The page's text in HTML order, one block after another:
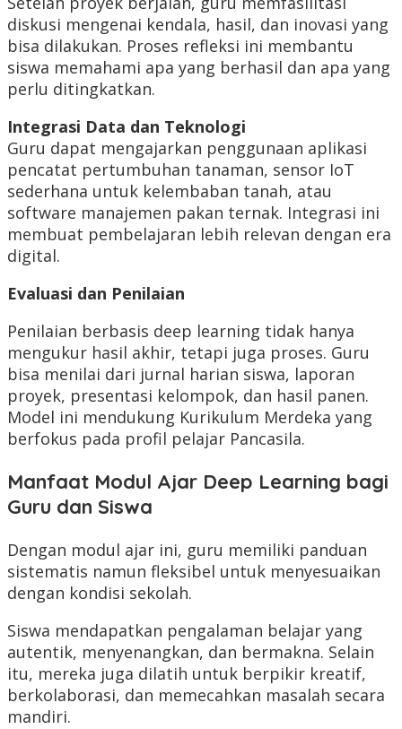
diskusi mengenai kendala, hasil, dan inovasi yang
bisa dilakukan. Proses refleksi ini membantu
siswa memahami apa yang berhasil dan apa yang
perlu ditingkatkan.
Integrasi Data dan Teknologi
Guru dapat mengajarkan penggunaan aplikasi
pencatat pertumbuhan tanaman, sensor IoT
sederhana untuk kelembaban tanah, atau
software manajemen pakan ternak. Integrasi ini
membuat pembelajaran lebih relevan dengan era
digital.
Evaluasi dan Penilaian
Penilaian berbasis deep learning tidak hanya
mengukur hasil akhir, tetapi juga proses. Guru
bisa menilai dari jurnal harian siswa, laporan
proyek, presentasi kelompok, dan hasil panen.
Model ini mendukung Kurikulum Merdeka yang
berfokus pada profil pelajar Pancasila.
Manfaat Modul Ajar Deep Learning bagi
Guru dan Siswa
Dengan modul ajar ini, guru memiliki panduan
sistematis namun fleksibel untuk menyesuaikan
dengan kondisi sekolah.
Siswa mendapatkan pengalaman belajar yang
autentik, menyenangkan, dan bermakna. Selain
itu, mereka juga dilatih untuk berpikir kreatif,
berkolaborasi, dan memecahkan masalah secara
mandiri.